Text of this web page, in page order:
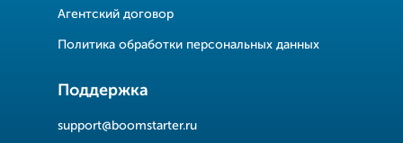
Агентский договор
Политика обработки персональных данных
Поддержка
support@boomstarter.ru